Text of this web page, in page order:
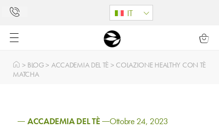
IT
> BLOG> ACCADEMIA DEL TÈ > COLAZIONE HEALTHY CON TÈ
MATCHA
ACCADEMIA DEL TÈ Ottobre 24, 2023